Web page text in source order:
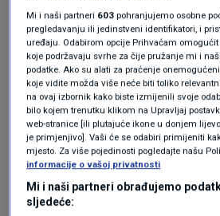
da pomiluje sve koji budu
izmjena zakona.
"Uputit ću ovdje poziv
da svakog novinara koji bude
sramnom zakonu odmah
Plenković laje na zvijezde i
Bauk.
Mi i naši partneri 603 pohranjujemo osobne
pregledavanju ili jedinstveni identifikatori, i
uređaju. Odabirom opcije Prihvaćam
koje podržavaju svrhe za čije pružanje mi i
podatke. Ako su alati za praćenje
koje vidite možda više neće biti toliko
na ovaj izbornik kako biste izmijenili svoje
bilo kojem trenutku klikom na Upravljaj
web-stranice [ili plutajuće ikone u donjem
je primjenjivo]. Vaši će se odabiri primijeniti
mjesto. Za više pojedinosti pogledajte našu
informacije o vašoj privatnosti
Mi i naši partneri obrađujemo
sljedeće: